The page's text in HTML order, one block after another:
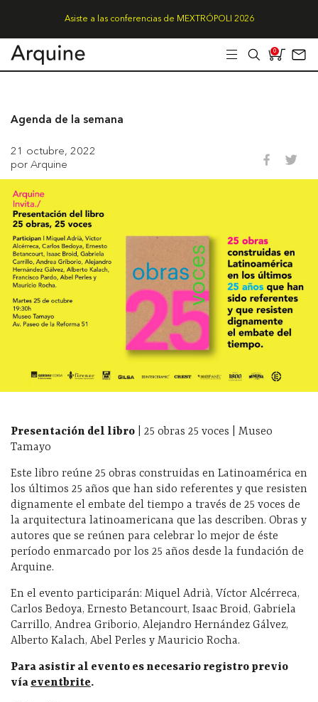
Asiste a las conferencias de MEXTRÓPOLI 2026
0
Agenda de la semana
21 octubre, 2022
por Arquine
Presentación del libro | 25 obras 25 voces | Museo
Tamayo
Este libro reúne 25 obras construidas en Latinoamérica en
los últimos 25 años que han sido referentes y que resisten
dignamente el embate del tiempo a través de 25 voces de
la arquitectura latinoamericana que las describen. Obras y
autores que se reúnen para celebrar lo mejor de éste
período enmarcado por los 25 años desde la fundación de
Arquine.
En el evento participarán: Miquel Adrià, Víctor Alcérreca,
Carlos Bedoya, Ernesto Betancourt, Isaac Broid, Gabriela
Carrillo, Andrea Griborio, Alejandro Hernández Gálvez,
Alberto Kalach, Abel Perles y Mauricio Rocha.
Para asistir al evento es necesario registro previo
vía eventbrite.